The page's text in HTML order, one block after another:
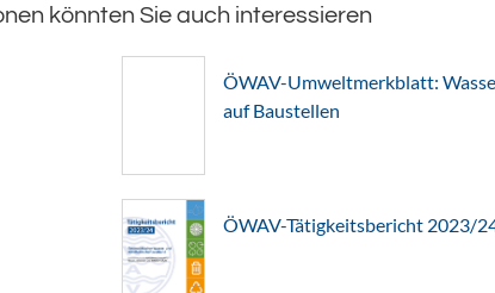
könnten Sie auch interessieren
ÖWAV-Umweltmerkblatt:
auf Baustellen
ÖWAV-Tätigkeitsbericht 2023/